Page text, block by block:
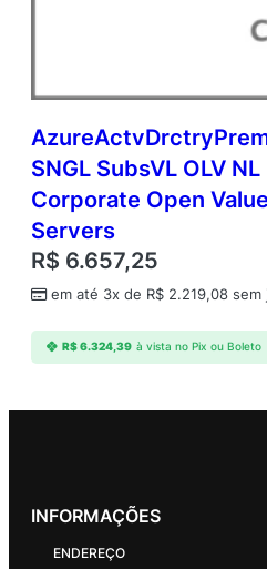
SNGL SubsVL OLV
Corporate Open
Servers
R$ 6.657,25
em até 3x de R$ 2.219,08 sem
R$6.324,39 à vista no Pix ou Boleto
INFORMAÇÕES
ENDEREÇO